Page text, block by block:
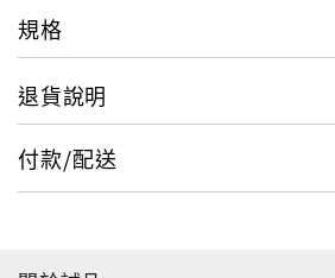
起，並介紹了美國製程安全管理
二章綜論所有常用的定性工業製程
程上的應用；第四章介紹半定量的
化風險評估 (QRA)；第六章是一個
規格
退貨說明
付款/配送